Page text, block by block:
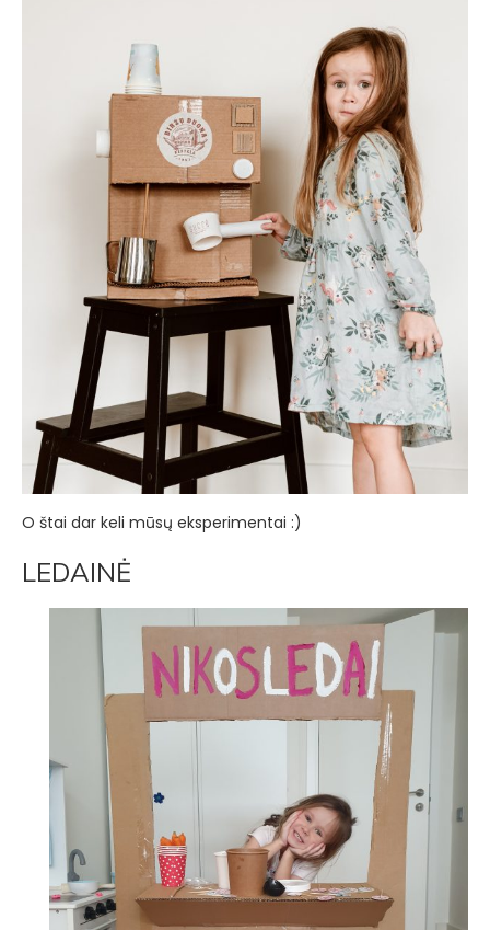
O štai dar keli mūsų eksperimentai :)
LEDAINĖ